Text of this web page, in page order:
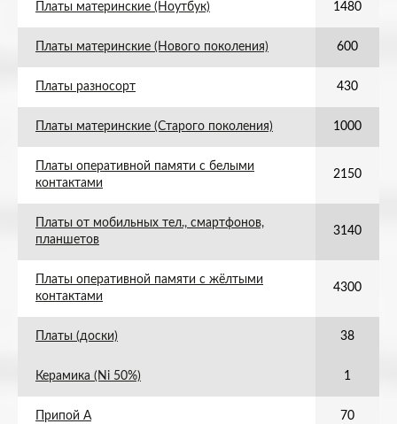
Платы материнские (Ноутбук) 1480
Платы материнские (Нового поколения) 600
Платы разносорт 430
Платы материнские (Старого поколения) 1000
Платы оперативной памяти с белыми
контактами
2150
Платы от мобильных тел., смартфонов,
планшетов
3140
Платы оперативной памяти с жёлтыми
контактами
4300
Платы (доски) 38
Керамика (Ni 50%) 1
Припой А 70